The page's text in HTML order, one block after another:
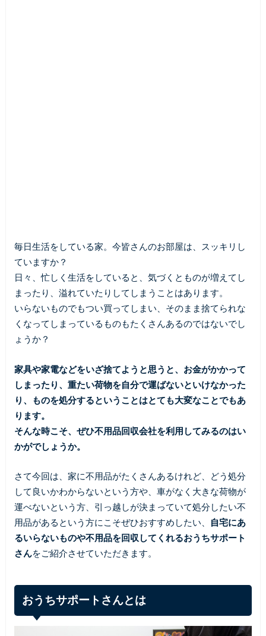
毎日生活をしている家。今皆さんのお部屋は、スッキリし
ていますか？
日々、忙しく生活をしていると、気づくとものが増えてし
まったり、溢れていたりしてしまうことはあります。
いらないものでもつい買ってしまい、そのまま捨てられな
くなってしまっているものもたくさんあるのではないでし
ょうか？
家具や家電などをいざ捨てようと思うと、お金がかかって
しまったり、重たい荷物を自分で運ばないといけなかった
り、ものを処分するということはとても大変なことでもあ
ります。
そんな時こそ、ぜひ不用品回収会社を利用してみるのはい
かがでしょうか。
さて今回は、家に不用品がたくさんあるけれど、どう処分
して良いかわからないという方や、車がなく大きな荷物が
運べないという方、引っ越しが決まっていて処分したい不
用品があるという方にこそぜひおすすめしたい、
自宅にあ
るいらないものや不用品を回収してくれるおうちサポート
さんをご紹介させていただきます。
おうちサポートさんとは